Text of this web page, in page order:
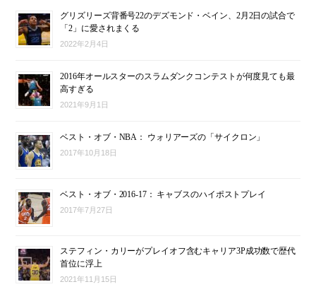
グリズリーズ背番号22のデズモンド・ベイン、2月2日の試合で
「2」に愛されまくる
2022年2月4日
2016年オールスターのスラムダンクコンテストが何度見ても最
高すぎる
2021年9月1日
ベスト・オブ・NBA： ウォリアーズの「サイクロン」
2017年10月18日
ベスト・オブ・2016-17： キャブスのハイポストプレイ
2017年7月27日
ステフィン・カリーがプレイオフ含むキャリア3P成功数で歴代
首位に浮上
2021年11月15日